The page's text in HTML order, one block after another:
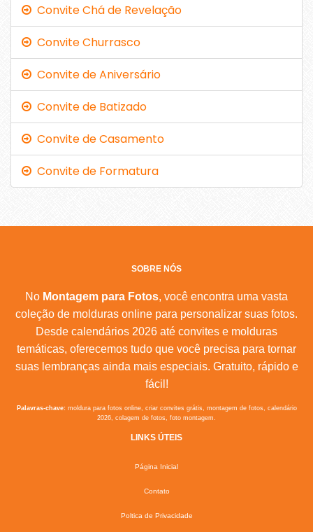
Convite Chá de Revelação
Convite Churrasco
Convite de Aniversário
Convite de Batizado
Convite de Casamento
Convite de Formatura
SOBRE NÓS
No Montagem para Fotos, você encontra uma vasta
coleção de molduras online para personalizar suas fotos.
Desde calendários 2026 até convites e molduras
temáticas, oferecemos tudo que você precisa para tornar
suas lembranças ainda mais especiais. Gratuito, rápido e
fácil!
Palavras-chave:moldura para fotos online, criar convites grátis, montagem de fotos, calendário
2026, colagem de fotos, foto montagem.
LINKS ÚTEIS
Página Inicial
Contato
Poltica de Privacidade